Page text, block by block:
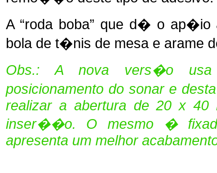
A “roda boba” que d� o
bola de t�nis de mesa e arame
Obs.: A nova vers�o
posicionamento do sonar e
realizar a abertura de 20 x
inser��o. O mesmo �
apresenta um melhor